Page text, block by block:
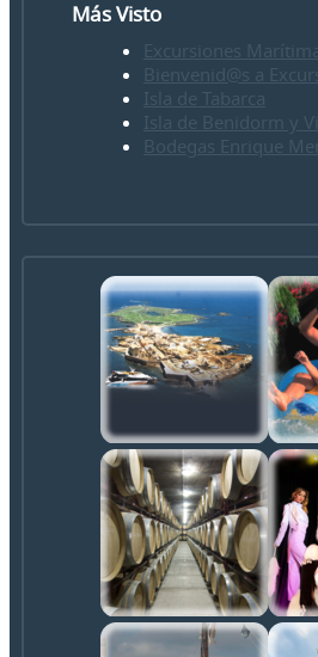
Más Visto
Excursiones
Bienvenid@s a
Isla de Tabarca
Isla de Benidorm y
Bodegas Enrique